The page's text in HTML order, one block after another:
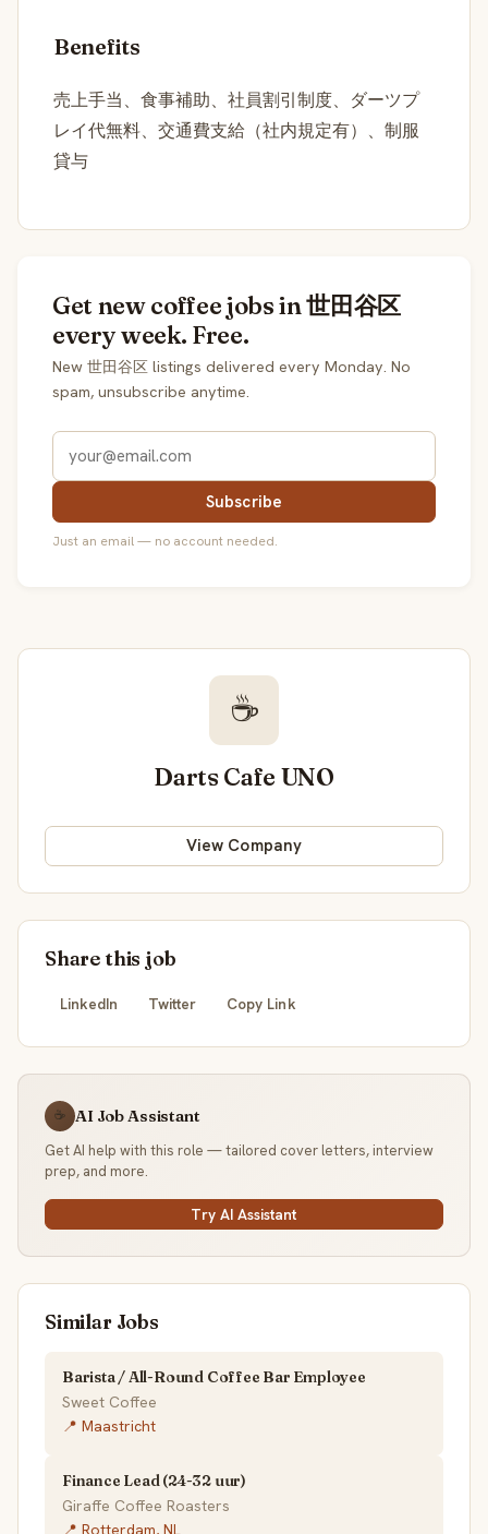
Benefits
売上手当、食事補助、社員割引制度、ダーツプ
レイ代無料、交通費支給（社内規定有）、制服
貸与
Get new coffee jobs in 世田谷区
every week. Free.
New 世田谷区 listings delivered every Monday. No
spam, unsubscribe anytime.
Subscribe
Just an email — no account needed.
☕
Darts Cafe UNO
View Company
Share this job
LinkedIn Twitter Copy Link
☕ AI Job Assistant
Get AI help with this role — tailored cover letters, interview
prep, and more.
Try AI Assistant
Similar Jobs
Barista / All-Round Coffee Bar Employee
Sweet Coffee
📍 Maastricht
Finance Lead (24-32 uur)
Giraffe Coffee Roasters
📍 Rotterdam, NL